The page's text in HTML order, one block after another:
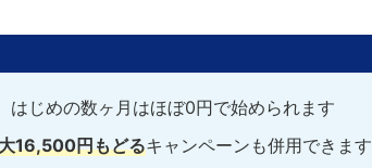
はじめの数ヶ月はほぼ0円で始められます
16,500円もどるキャンペーンも併用できます